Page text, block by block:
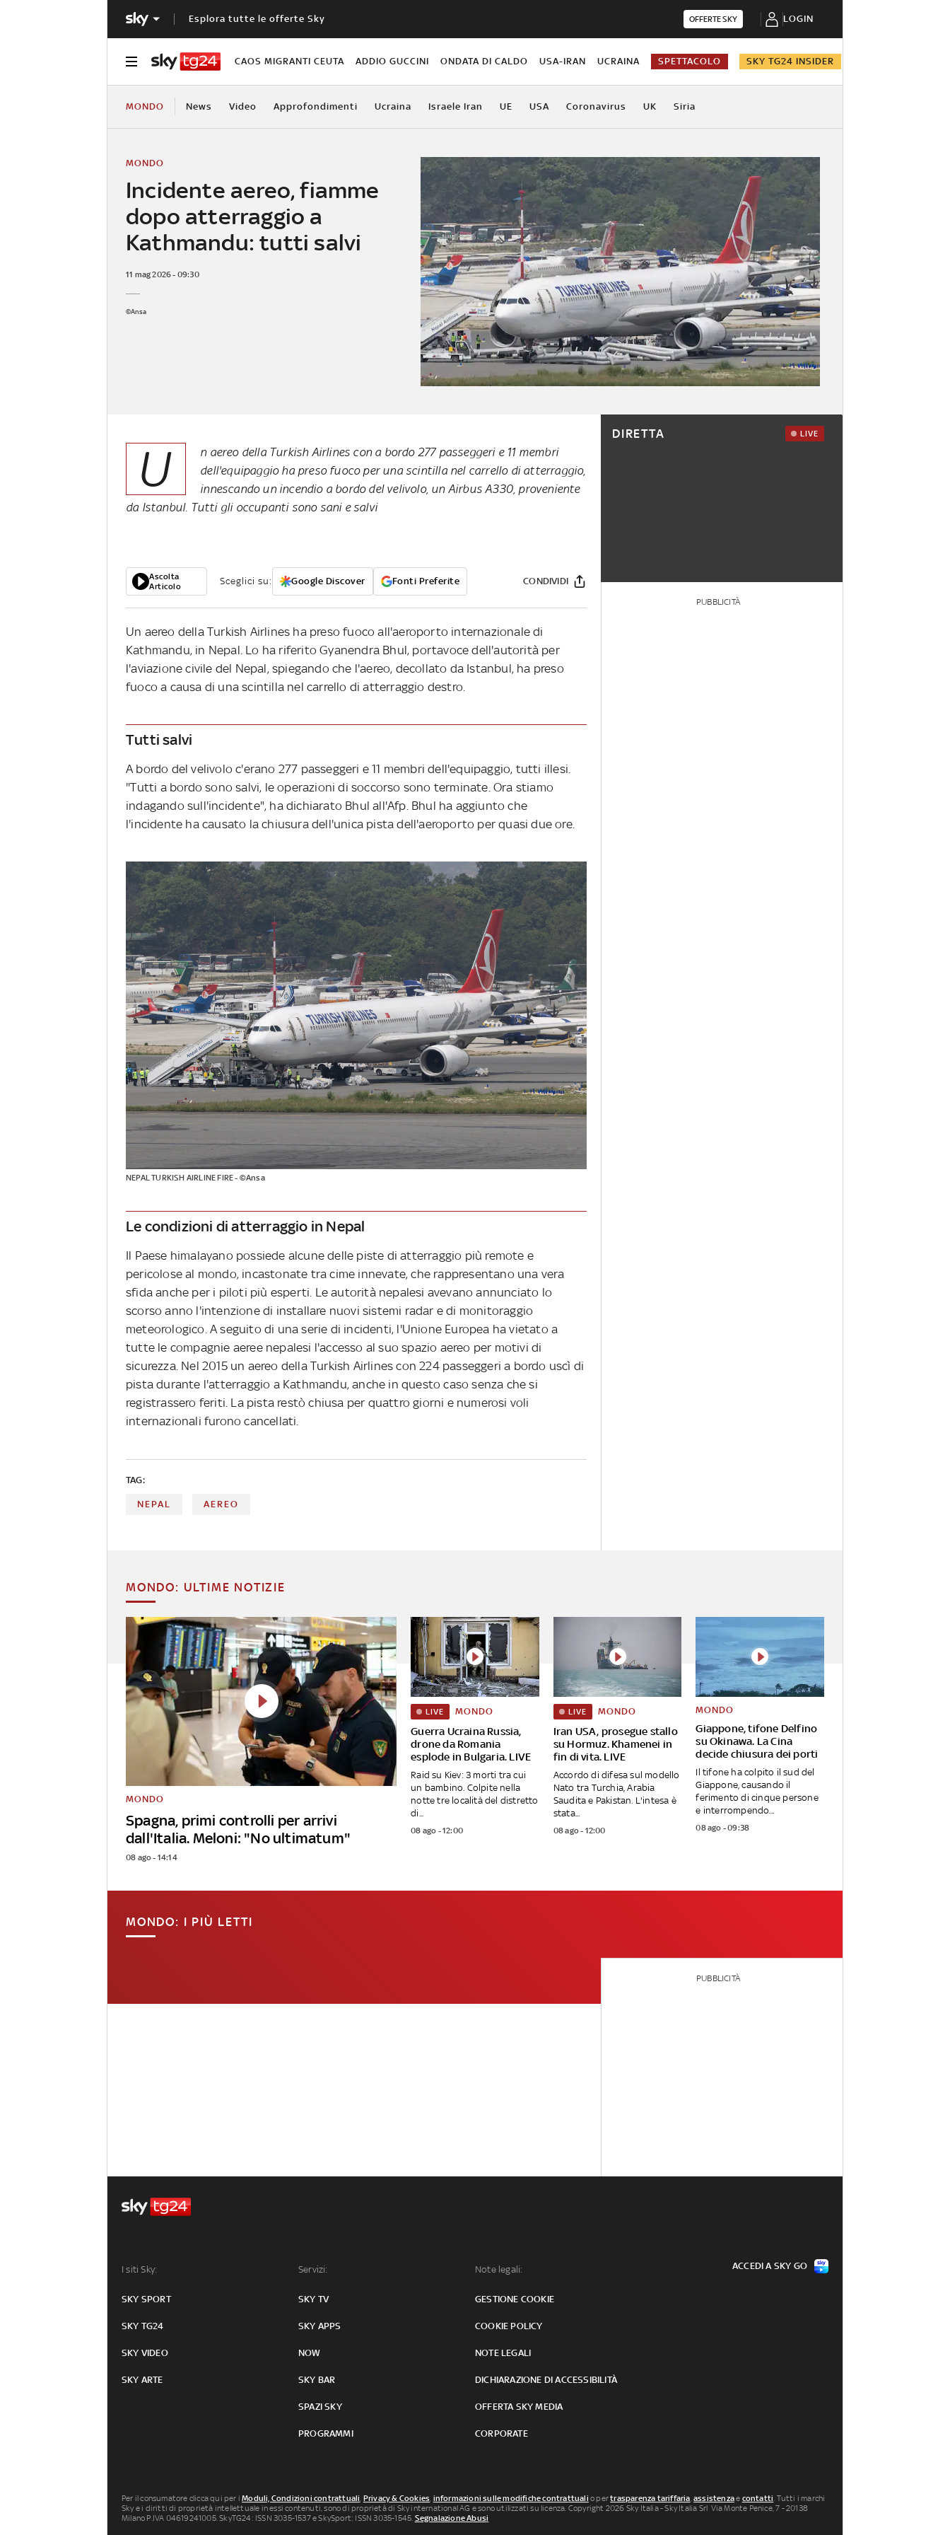
Esplora tutte le offerte Sky OFFERTE SKY LOGIN
CAOS MIGRANTI CEUTA ADDIO GUCCINI ONDATA DI CALDO USA-IRAN UCRAINA SPETTACOLO SKY TG24 INSIDER
MONDO News Video Approfondimenti Ucraina Israele Iran UE USA Coronavirus UK Siria
Incidente aereo, fiamme
dopo atterraggio a
Kathmandu: tutti salvi
MONDO
11 mag 2026 - 09:30
©Ansa
U
n aereo della Turkish Airlines con a bordo 277 passeggeri e 11 membri
dell'equipaggio ha preso fuoco per una scintilla nel carrello di atterraggio,
innescando un incendio a bordo del velivolo, un Airbus A330, proveniente
da Istanbul. Tutti gli occupanti sono sani e salvi
Ascolta
Articolo
Sceglici su: Google Discover Fonti Preferite CONDIVIDI
Un aereo della Turkish Airlines ha preso fuoco all'aeroporto internazionale di
Kathmandu, in Nepal. Lo ha riferito Gyanendra Bhul, portavoce dell'autorità per
l'aviazione civile del Nepal, spiegando che l'aereo, decollato da Istanbul, ha preso
fuoco a causa di una scintilla nel carrello di atterraggio destro.
Tutti salvi
A bordo del velivolo c'erano 277 passeggeri e 11 membri dell'equipaggio, tutti illesi.
''Tutti a bordo sono salvi, le operazioni di soccorso sono terminate. Ora stiamo
indagando sull'incidente", ha dichiarato Bhul all'Afp. Bhul ha aggiunto che
l'incidente ha causato la chiusura dell'unica pista dell'aeroporto per quasi due ore.
NEPAL TURKISH AIRLINE FIRE - ©Ansa
Le condizioni di atterraggio in Nepal
Il Paese himalayano possiede alcune delle piste di atterraggio più remote e
pericolose al mondo, incastonate tra cime innevate, che rappresentano una vera
sfida anche per i piloti più esperti. Le autorità nepalesi avevano annunciato lo
scorso anno l'intenzione di installare nuovi sistemi radar e di monitoraggio
meteorologico. A seguito di una serie di incidenti, l'Unione Europea ha vietato a
tutte le compagnie aeree nepalesi l'accesso al suo spazio aereo per motivi di
sicurezza. Nel 2015 un aereo della Turkish Airlines con 224 passeggeri a bordo uscì di
pista durante l'atterraggio a Kathmandu, anche in questo caso senza che si
registrassero feriti. La pista restò chiusa per quattro giorni e numerosi voli
internazionali furono cancellati.
TAG:
NEPAL AEREO
DIRETTA LIVE
PUBBLICITÀ
MONDO: ULTIME NOTIZIE
Spagna, primi controlli per arrivi
dall'Italia. Meloni: "No ultimatum"
MONDO
08 ago - 14:14
Guerra Ucraina Russia,
drone da Romania
esplode in Bulgaria. LIVE
LIVE MONDO
Raid su Kiev: 3 morti tra cui
un bambino. Colpite nella
notte tre località del distretto
di...
08 ago - 12:00
Iran USA, prosegue stallo
su Hormuz. Khamenei in
fin di vita. LIVE
LIVE MONDO
Accordo di difesa sul modello
Nato tra Turchia, Arabia
Saudita e Pakistan. L'intesa è
stata...
08 ago - 12:00
Giappone, tifone Delfino
su Okinawa. La Cina
decide chiusura dei porti
MONDO
Il tifone ha colpito il sud del
Giappone, causando il
ferimento di cinque persone
e interrompendo...
08 ago - 09:38
MONDO: I PIÙ LETTI
PUBBLICITÀ
I siti Sky:
SKY SPORT
SKY TG24
SKY VIDEO
SKY ARTE
Servizi:
SKY TV
SKY APPS
NOW
SKY BAR
SPAZI SKY
PROGRAMMI
Note legali:
GESTIONE COOKIE
COOKIE POLICY
NOTE LEGALI
DICHIARAZIONE DI ACCESSIBILITÀ
OFFERTA SKY MEDIA
CORPORATE
ACCEDI A SKY GO
Per il consumatore clicca qui per iModuli, Condizioni contrattuali, Privacy & Cookies, informazioni sulle modifiche contrattuali o pertrasparenza tariffaria,assistenzae contatti. Tutti i marchi
Sky e i diritti di proprietà intellettuale in essi contenuti, sono di proprietà di Sky international AG e sono utilizzati su licenza. Copyright 2026 Sky Italia - Sky Italia Srl Via Monte Penice, 7 - 20138
Milano P.IVA 04619241005. SkyTG24: ISSN 3035-1537 e SkySport: ISSN 3035-1545. Segnalazione Abusi